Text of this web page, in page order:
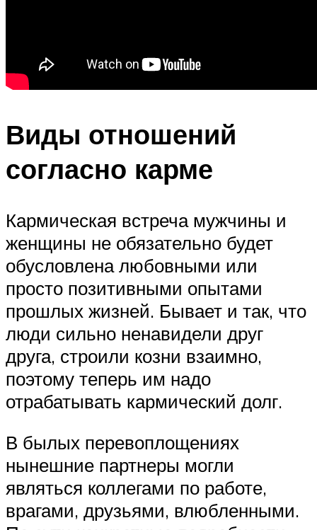
Виды отношений
согласно карме
Кармическая встреча мужчины и
женщины не обязательно будет
обусловлена любовными или
просто позитивными опытами
прошлых жизней. Бывает и так, что
люди сильно ненавидели друг
друга, строили козни взаимно,
поэтому теперь им надо
отрабатывать кармический долг.
В былых перевоплощениях
нынешние партнеры могли
являться коллегами по работе,
врагами, друзьями, влюбленными.